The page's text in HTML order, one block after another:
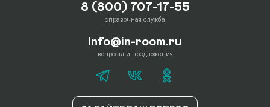
8 (800) 707-17-55
справочная служба
Info@in-room.ru
вопросы и предложения